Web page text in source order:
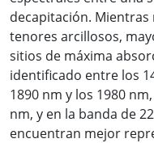
decapitación. Mientras
tenores arcillosos,
sitios de máxima
identificado entre los
1890 nm y los 1980
nm, y en la banda de
encuentran mejor